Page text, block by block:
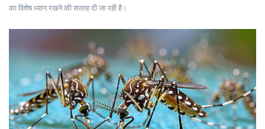
का विशेष ध्यान रखने की सलाह दी जा रही है।